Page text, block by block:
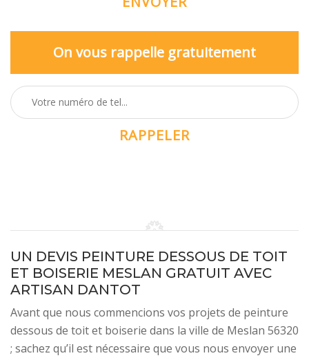
On vous rappelle gratuitement
UN DEVIS PEINTURE DESSOUS DE TOIT
ET BOISERIE MESLAN GRATUIT AVEC
ARTISAN DANTOT
Avant que nous commencions vos projets de peinture
dessous de toit et boiserie dans la ville de Meslan 56320
; sachez qu’il est nécessaire que vous nous envoyer une